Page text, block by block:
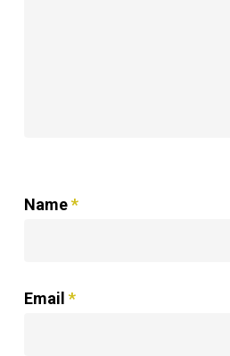
Name*
Email *